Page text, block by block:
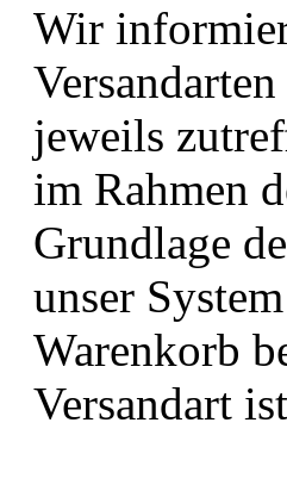
Wir
jeweils
im Rahmen
Grundlage
unser
Warenkorb
Versandart